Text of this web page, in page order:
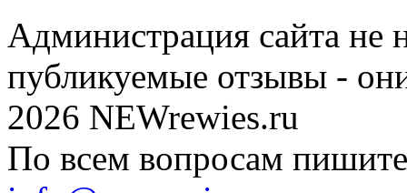
Администрация сайта не
публикуемые отзывы -
2026 NEWrewies.ru
По всем вопросам